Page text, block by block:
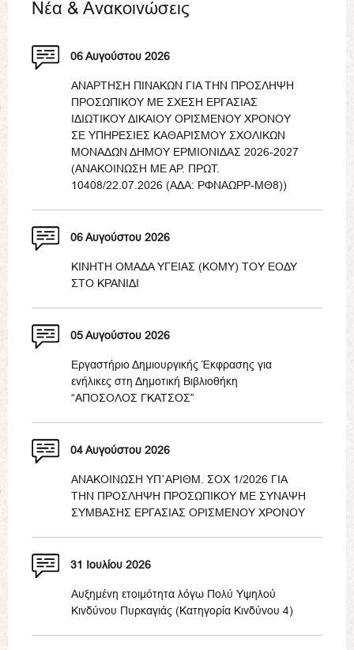
Νέα & Ανακοινώσεις
06 Αυγούστου 2026
ΑΝΑΡΤΗΣΗ ΠΙΝΑΚΩΝ ΓΙΑ ΤΗΝ ΠΡΟΣΛΗΨΗ
ΠΡΟΣΩΠΙΚΟΥ ΜΕ ΣΧΕΣΗ ΕΡΓΑΣΙΑΣ
ΙΔΙΩΤΙΚΟΥ ΔΙΚΑΙΟΥ ΟΡΙΣΜΕΝΟΥ ΧΡΟΝΟΥ
ΣΕ ΥΠΗΡΕΣΙΕΣ ΚΑΘΑΡΙΣΜΟΥ ΣΧΟΛΙΚΩΝ
ΜΟΝΑΔΩΝ ΔΗΜΟΥ ΕΡΜΙΟΝΙΔΑΣ 2026-2027
(ΑΝΑΚΟΙΝΩΣΗ ΜΕ ΑΡ. ΠΡΩΤ.
10408/22.07.2026 (ΑΔΑ: ΡΦΝΑΩΡΡ-ΜΘ8))
06 Αυγούστου 2026
ΚΙΝΗΤΗ ΟΜΑΔΑ ΥΓΕΙΑΣ (ΚΟΜΥ) ΤΟΥ ΕΟΔΥ
ΣΤΟ ΚΡΑΝΙΔΙ
05 Αυγούστου 2026
Εργαστήριο Δημιουργικής Έκφρασης για
ενήλικες στη Δημοτική Βιβλιοθήκη
“ΑΠΟΣΟΛΟΣ ΓΚΑΤΣΟΣ”
04 Αυγούστου 2026
ΑΝΑΚΟΙΝΩΣΗ ΥΠ΄ΑΡΙΘΜ. ΣΟΧ 1/2026 ΓΙΑ
ΤΗΝ ΠΡΟΣΛΗΨΗ ΠΡΟΣΩΠΙΚΟΥ ΜΕ ΣΥΝΑΨΗ
ΣΥΜΒΑΣΗΣ ΕΡΓΑΣΙΑΣ ΟΡΙΣΜΕΝΟΥ ΧΡΟΝΟΥ
31 Ιουλίου 2026
Αυξημένη ετοιμότητα λόγω Πολύ Υψηλού
Κινδύνου Πυρκαγιάς (Κατηγορία Κινδύνου 4)